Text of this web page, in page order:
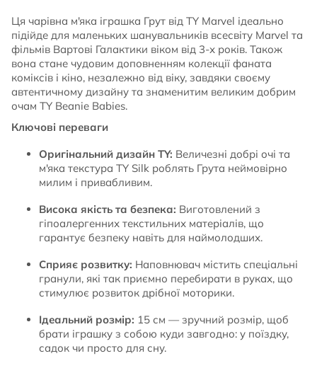
Ця чарівна м'яка іграшка Грут від TY Marvel ідеально
підійде для маленьких шанувальників всесвіту Marvel та
фільмів Вартові Галактики віком від 3-х років. Також
вона стане чудовим доповненням колекції фаната
коміксів і кіно, незалежно від віку, завдяки своєму
автентичному дизайну та знаменитим великим добрим
очам TY Beanie Babies.
Ключові переваги
Оригінальний дизайн TY: Величезні добрі очі та
м'яка текстура TY Silk роблять Грута неймовірно
милим і привабливим.
Висока якість та безпека: Виготовлений з
гіпоалергенних текстильних матеріалів, що
гарантує безпеку навіть для наймолодших.
Сприяє розвитку: Наповнювач містить спеціальні
гранули, які так приємно перебирати в руках, що
стимулює розвиток дрібної моторики.
Ідеальний розмір: 15 см — зручний розмір, щоб
брати іграшку з собою куди завгодно: у поїздку,
садок чи просто для сну.